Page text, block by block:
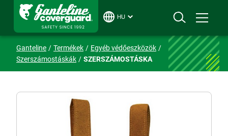
HU
Ganteline Termékek
Egyéb védőeszközök
Szerszámostáskák
SZERSZÁMOSTÁSKA